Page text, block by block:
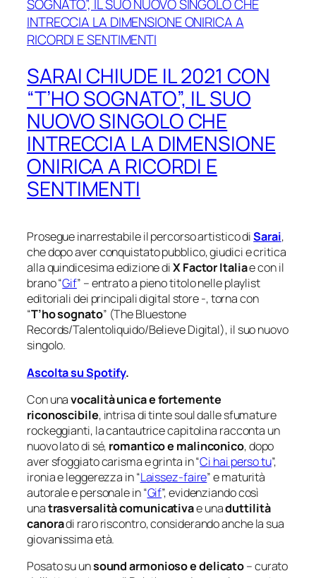
SARAI CHIUDE IL 2021 CON
“T’HO SOGNATO”, IL SUO
NUOVO SINGOLO CHE
INTRECCIA LA DIMENSIONE
ONIRICA A RICORDI E
SENTIMENTI
Prosegue inarrestabile il percorso artistico diSarai,
che dopo aver conquistato pubblico, giudici e critica
alla quindicesima edizione diX Factor Italiae con il
brano “Gif” – entrato a pieno titolo nelle playlist
editoriali dei principali digital store -, torna con
“T’ho sognato” (The Bluestone
Records/Talentoliquido/Believe Digital), il suo nuovo
singolo.
Ascolta su Spotify.
Con unavocalità unica e fortemente
riconoscibile, intrisa di tinte soul dalle sfumature
rockeggianti, la cantautrice capitolina racconta un
nuovo lato di sé, romantico e malinconico, dopo
aver sfoggiato carisma e grinta in “Ci hai perso tu”,
ironia e leggerezza in “Laissez-faire” e maturità
autorale e personale in “Gif”, evidenziando così
unatrasversalità comunicativae unaduttilità
canoradi raro riscontro, considerando anche la sua
giovanissima età.
Posato su unsound armonioso e delicato– curato